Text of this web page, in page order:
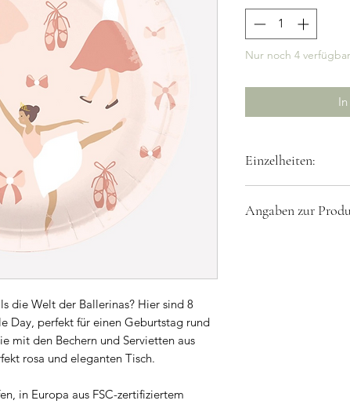
die Welt der Ballerinas? Hier sind 8
Day, perfekt für einen Geburtstag rund
mit den Bechern und Servietten aus
rosa und eleganten Tisch.
in Europa aus FSC-zertifiziertem
Nur noch 4 verfügbar
Einzelheiten:
Durchmesser: 22
Angaben zur